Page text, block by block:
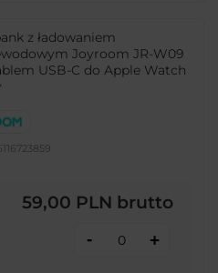
z ładowaniem
Joyroom JR-W09
USB-C do Apple Watch
59,00 PLN brutto
- +